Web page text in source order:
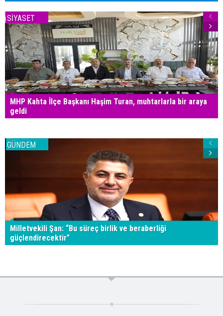
SİYASET
MHP Kahta İlçe Başkanı Haşim Turan, muhtarlarla bir araya
geldi
GÜNDEM
Milletvekili Şan: “Bu süreç birlik ve beraberliği
güçlendirecektir”